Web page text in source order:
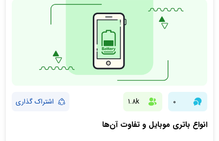
0
1.8k اشتراک گذاری
انواع باتری موبایل و تفاوت آن‌ها